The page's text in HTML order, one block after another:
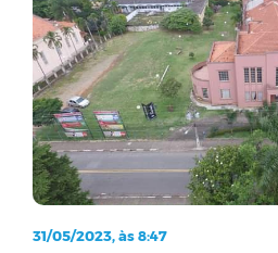
31/05/2023, às 8:47